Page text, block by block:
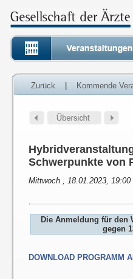
Zurück Kommende
Schwerpunkte von
Mittwoch , 18.01.2023, 19:00
Die Anmeldung für den
gegen
DOWNLOAD PROGRAMM